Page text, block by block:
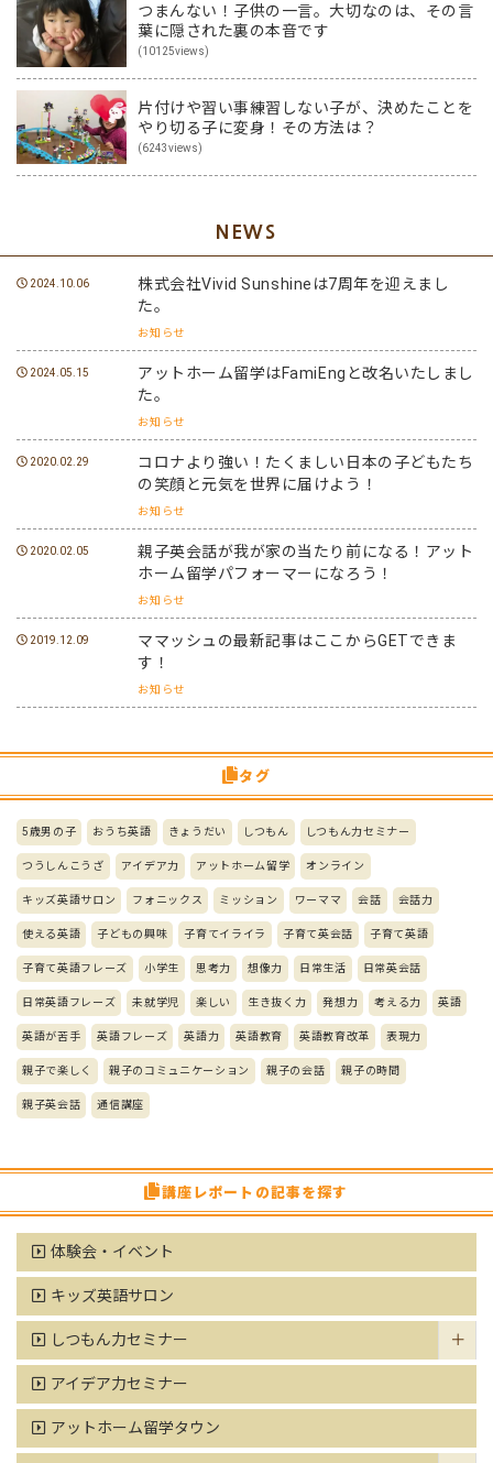
つまんない！子供の一言。大切なのは、その言
葉に隠された裏の本音です
(10125views)
片付けや習い事練習しない子が、決めたことを
やり切る子に変身！その方法は？
(6243views)
NEWS
2024.10.06
株式会社Vivid Sunshineは7周年を迎えまし
た。
お知らせ
2024.05.15
アットホーム留学はFamiEngと改名いたしまし
た。
お知らせ
2020.02.29
コロナより強い！たくましい日本の子どもたち
の笑顔と元気を世界に届けよう！
お知らせ
2020.02.05
親子英会話が我が家の当たり前になる！アット
ホーム留学パフォーマーになろう！
お知らせ
2019.12.09
ママッシュの最新記事はここからGETできま
す！
お知らせ
タグ
5歳男の子 おうち英語 きょうだい しつもん しつもん力セミナー
つうしんこうざ アイデア力 アットホーム留学 オンライン
キッズ英語サロン フォニックス ミッション ワーママ 会話 会話力
使える英語 子どもの興味 子育てイライラ 子育て英会話 子育て英語
子育て英語フレーズ 小学生 思考力 想像力 日常生活 日常英会話
日常英語フレーズ 未就学児 楽しい 生き抜く力 発想力 考える力 英語
英語が苦手 英語フレーズ 英語力 英語教育 英語教育改革 表現力
親子で楽しく 親子のコミュニケーション 親子の会話 親子の時間
親子英会話 通信講座
講座レポートの記事を探す
体験会・イベント
キッズ英語サロン
しつもん力セミナー
アイデア力セミナー
アットホーム留学タウン